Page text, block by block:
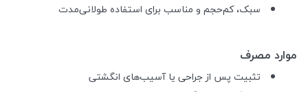
سبک، کم‌حجم و مناسب برای استفاده طولانی‌مدت
موارد مصرف
تثبیت پس از جراحی یا آسیب‌های انگشتی